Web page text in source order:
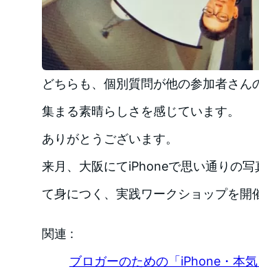
どちらも、個別質問が他の参加者さ
集まる素晴らしさを感じています。
ありがとうございます。
来月、大阪にてiPhoneで思い通りの
て身につく、実践ワークショップを開
関連 :
ブロガーのための「iPhone・本